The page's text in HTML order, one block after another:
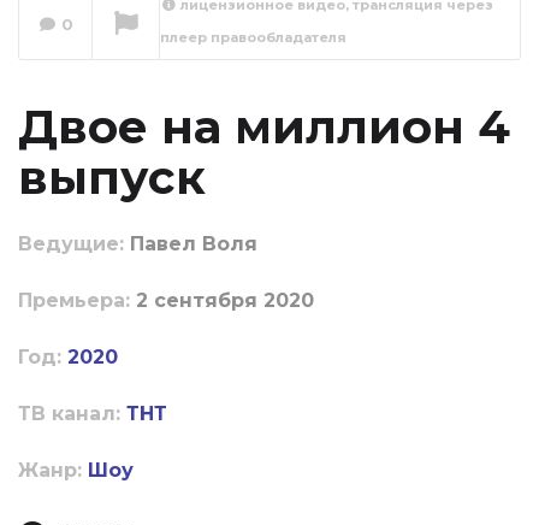
0
лицензионное видео, трансляция через
плеер правообладателя
Двое на миллион 4
выпуск
Ведущие: Павел Воля
Пpeмьepa: 2 сентября 2020
Год: 2020
ТВ канал: ТНТ
Жанр: Шоу